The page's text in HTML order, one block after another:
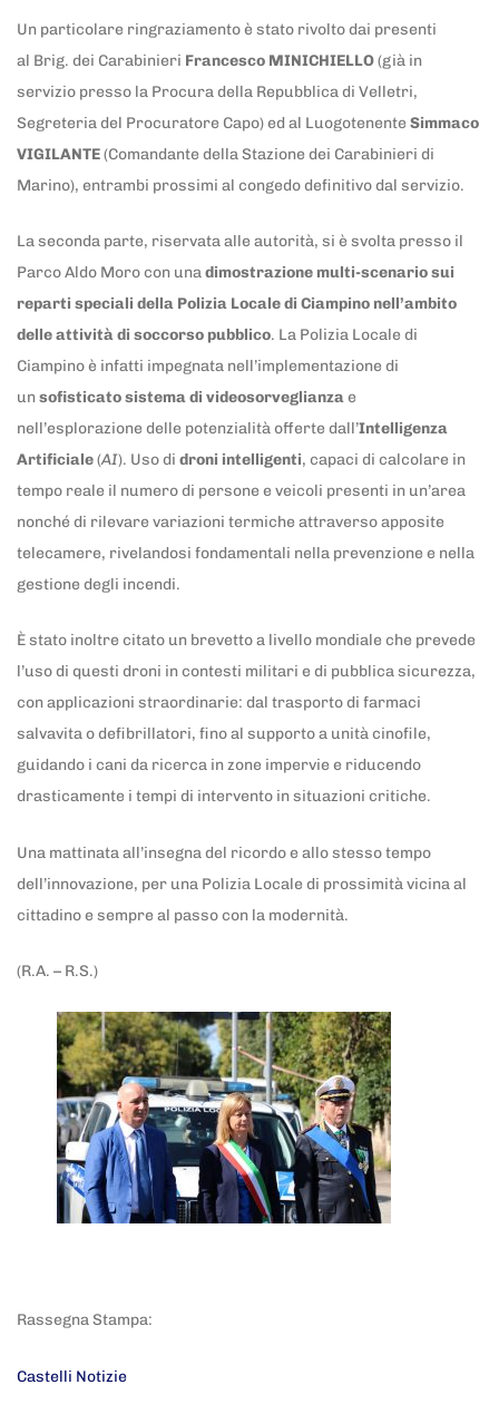
Un particolare ringraziamento è stato rivolto dai presenti
al Brig. dei Carabinieri Francesco MINICHIELLO(già in
servizio presso la Procura della Repubblica di Velletri,
Segreteria del Procuratore Capo) ed al Luogotenente Simmaco
VIGILANTE(Comandante della Stazione dei Carabinieri di
Marino), entrambi prossimi al congedo definitivo dal servizio.
La seconda parte, riservata alle autorità, si è svolta presso il
Parco Aldo Moro con unadimostrazione multi-scenario sui
reparti speciali della Polizia Locale di Ciampino nell’ambito
delle attività di soccorso pubblico. La Polizia Locale di
Ciampino è infatti impegnata nell’implementazione di
unsofisticato sistema di videosorveglianzae
nell’esplorazione delle potenzialità offerte dall’Intelligenza
Artificiale(AI). Uso di droni intelligenti, capaci di calcolare in
tempo reale il numero di persone e veicoli presenti in un’area
nonché di rilevare variazioni termiche attraverso apposite
telecamere, rivelandosi fondamentali nella prevenzione e nella
gestione degli incendi.
È stato inoltre citato un brevetto a livello mondiale che prevede
l’uso di questi droni in contesti militari e di pubblica sicurezza,
con applicazioni straordinarie: dal trasporto di farmaci
salvavita o defibrillatori, fino al supporto a unità cinofile,
guidando i cani da ricerca in zone impervie e riducendo
drasticamente i tempi di intervento in situazioni critiche.
Una mattinata all’insegna del ricordo e allo stesso tempo
dell’innovazione, per una Polizia Locale di prossimità vicina al
cittadino e sempre al passo con la modernità.
(R.A. – R.S.)
Rassegna Stampa:
Castelli Notizie